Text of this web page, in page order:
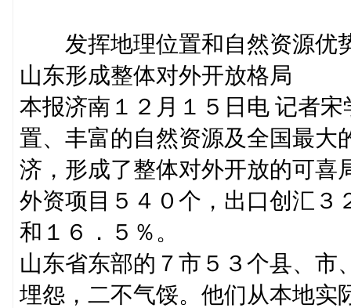
发挥地理位置和自然资源优
山东形成整体对外开放格局
本报济南１２月１５日电 记者
置、丰富的自然资源及全国最大
济，形成了整体对外开放的可喜
外资项目５４０个，出口创汇３
和１６．５％。
山东省东部的７市５３个县、市
埋怨，二不气馁。他们从本地实